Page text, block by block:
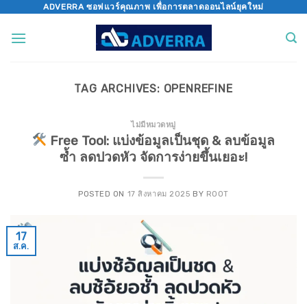
content
ADVERRA ซอฟแวร์คุณภาพ เพื่อการตลาดออนไลน์ยุคใหม่
TAG ARCHIVES: OPENREFINE
ไม่มีหมวดหมู่
Free Tool: แบ่งข้อมูลเป็นชุด & ลบข้อมูล
ซ้ำ ลดปวดหัว จัดการง่ายขึ้นเยอะ!
POSTED ON 17 สิงหาคม 2025 BY ROOT
17
ส.ค.